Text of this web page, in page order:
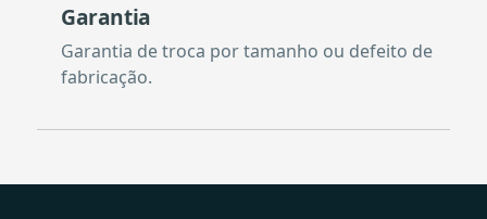
Garantia
Garantia de troca por tamanho ou defeito de
fabricação.